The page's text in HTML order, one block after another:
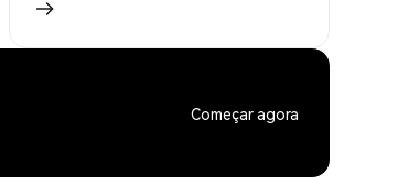
Começar agora